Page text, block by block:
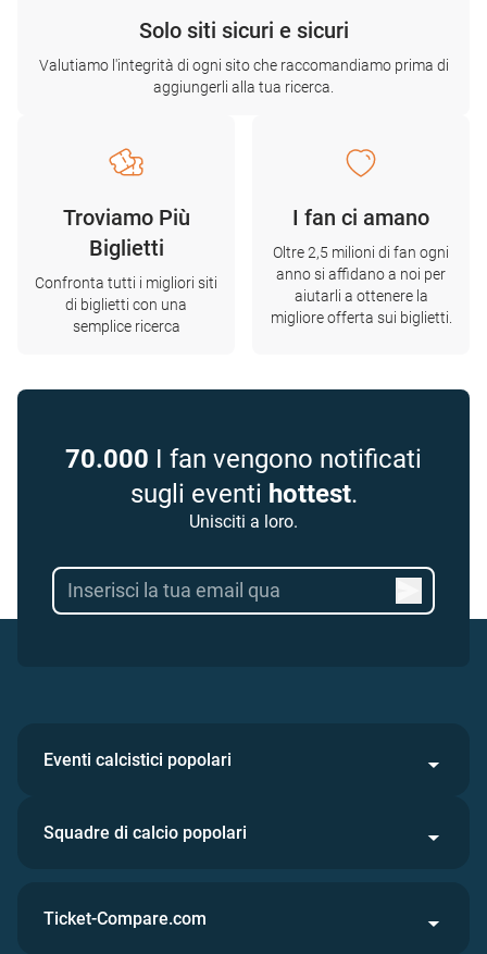
Solo siti sicuri e sicuri
Valutiamo l'integrità di ogni sito che raccomandiamo prima di
aggiungerli alla tua ricerca.
Troviamo Più
Biglietti
Confronta tutti i migliori siti
di biglietti con una
semplice ricerca
I fan ci amano
Oltre 2,5 milioni di fan ogni
anno si affidano a noi per
aiutarli a ottenere la
migliore offerta sui biglietti.
70.000 I fan vengono notificati
sugli eventi hottest.
Unisciti a loro.
Eventi calcistici popolari
Squadre di calcio popolari
Ticket-Compare.com